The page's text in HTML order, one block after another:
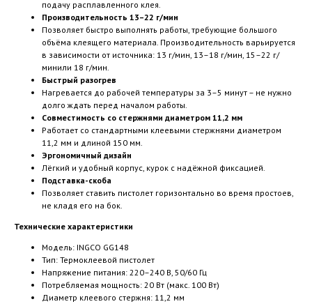
подачу расплавленного клея.
Производительность 13–22 г/мин
Позволяет быстро выполнять работы, требующие большого
объёма клеящего материала. Производительность варьируется
в зависимости от источника: 13 г/мин, 13–18 г/мин, 15–22 г/
минили 18 г/мин.
Быстрый разогрев
Нагревается до рабочей температуры за 3–5 минут – не нужно
долго ждать перед началом работы.
Совместимость со стержнями диаметром 11,2 мм
Работает со стандартными клеевыми стержнями диаметром
11,2 мм и длиной 150 мм.
Эргономичный дизайн
Лёгкий и удобный корпус, курок с надёжной фиксацией.
Подставка-скоба
Позволяет ставить пистолет горизонтально во время простоев,
не кладя его на бок.
Технические характеристики
Модель: INGCO GG148
Тип: Термоклеевой пистолет
Напряжение питания: 220–240 В, 50/60 Гц
Потребляемая мощность: 20 Вт (макс. 100 Вт)
Диаметр клеевого стержня: 11,2 мм